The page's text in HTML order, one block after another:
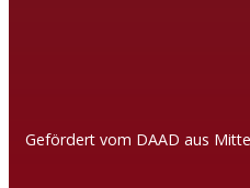
Gefördert vom DAAD aus